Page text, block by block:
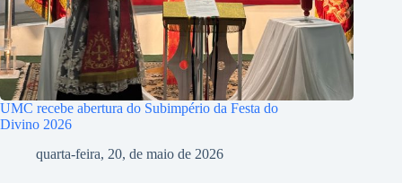
UMC recebe abertura do Subimpério da Festa do
Divino 2026
quarta-feira, 20, de maio de 2026